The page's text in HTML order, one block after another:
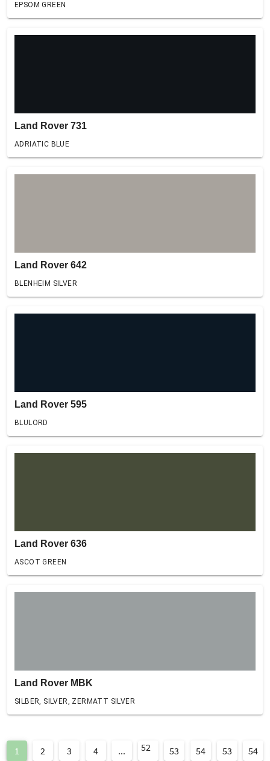
EPSOM GREEN
Land Rover 731
ADRIATIC BLUE
Land Rover 642
BLENHEIM SILVER
Land Rover 595
BLULORD
Land Rover 636
ASCOT GREEN
Land Rover MBK
SILBER, SILVER, ZERMATT SILVER
1 2 3 4 ... 52 53 54 53 54